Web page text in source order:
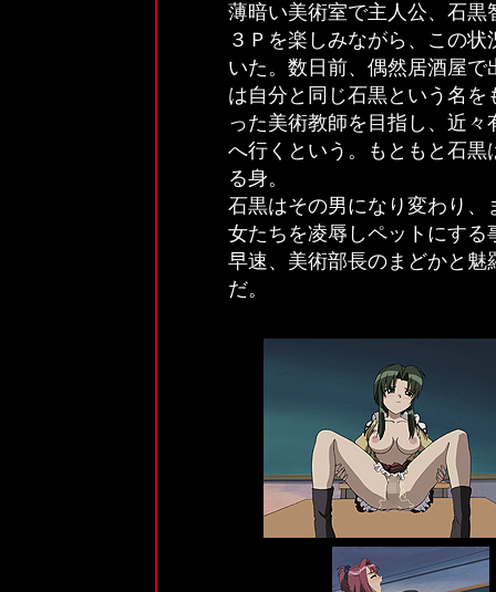
薄暗い美術室で主人公、石
３Ｐを楽しみながら、この
いた。数日前、偶然居酒屋
は自分と同じ石黒という名
った美術教師を目指し、近
へ行くという。もともと石
る身。
石黒はその男になり変わり
女たちを凌辱しペットにする
早速、美術部長のまどかと
だ。